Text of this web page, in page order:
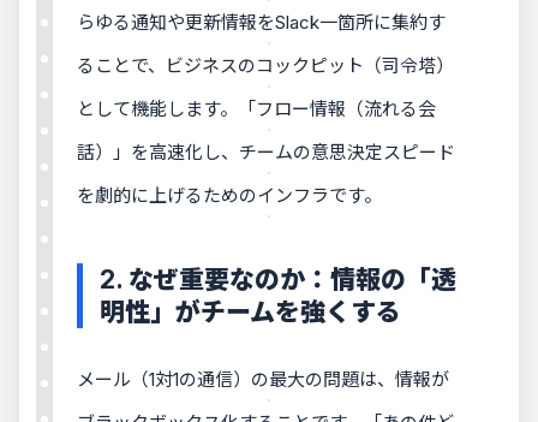
らゆる通知や更新情報をSlack一箇所に集約す
ることで、ビジネスのコックピット（司令塔）
として機能します。「フロー情報（流れる会
話）」を高速化し、チームの意思決定スピード
を劇的に上げるためのインフラです。
2. なぜ重要なのか：情報の「透
明性」がチームを強くする
メール（1対1の通信）の最大の問題は、情報が